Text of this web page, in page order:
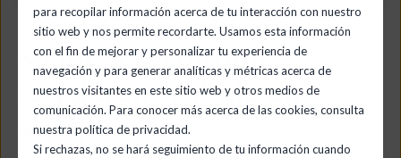
para recopilar información acerca de tu interacción con nuestro
sitio web y nos permite recordarte. Usamos esta información
con el fin de mejorar y personalizar tu experiencia de
navegación y para generar analíticas y métricas acerca de
nuestros visitantes en este sitio web y otros medios de
comunicación. Para conocer más acerca de las cookies, consulta
nuestra política de privacidad.
Si rechazas, no se hará seguimiento de tu información cuando
Mejores resultados
requieren trabajo en
equipo